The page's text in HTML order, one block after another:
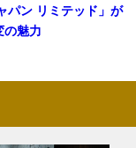
パン リミテッド」が
の魅力